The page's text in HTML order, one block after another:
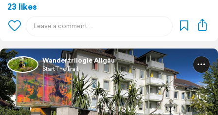
23 likes
Wandertrilogie Allgäu
StartTheTrail